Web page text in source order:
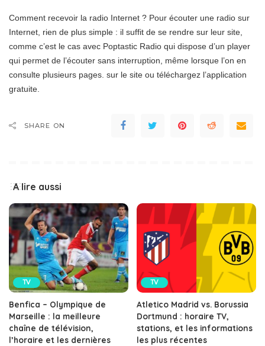
Comment recevoir la radio Internet ? Pour écouter une radio sur
Internet, rien de plus simple : il suffit de se rendre sur leur site,
comme c’est le cas avec Poptastic Radio qui dispose d’un player
qui permet de l’écouter sans interruption, même lorsque l’on en
consulte plusieurs pages. sur le site ou téléchargez l’application
gratuite.
SHARE ON
A lire aussi
TV
Benfica – Olympique de
Marseille : la meilleure
chaîne de télévision,
l’horaire et les dernières
TV
Atletico Madrid vs. Borussia
Dortmund : horaire TV,
stations, et les informations
les plus récentes